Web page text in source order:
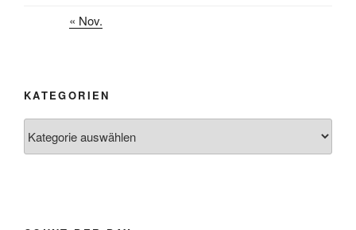
« Nov.
KATEGORIEN